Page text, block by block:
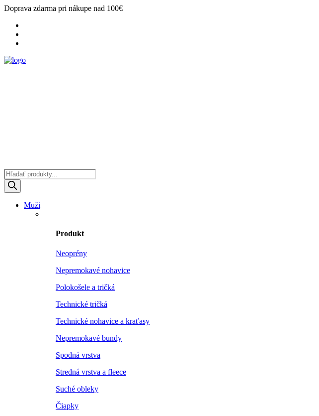
Doprava zdarma pri nákupe nad 100€
Products
search
Muži
Produkt
Neoprény
Nepremokavé nohavice
Polokošele a tričká
Technické tričká
Technické nohavice a kraťasy
Nepremokavé bundy
Spodná vrstva
Stredná vrstva a fleece
Suché obleky
Čiapky